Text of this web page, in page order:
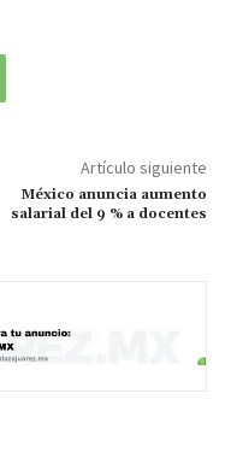
Artículo siguiente
México anuncia aumento
salarial del 9 % a docentes